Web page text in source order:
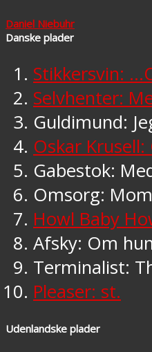
Daniel Niebuhr
Danske plader
Stikkersvin:
Selvhenter:
Guldimund:
Oskar Krusell:
Gabestok:
Omsorg:
Howl Baby
Afsky: Om
Terminalist:
Pleaser: st.
Udenlandske plader